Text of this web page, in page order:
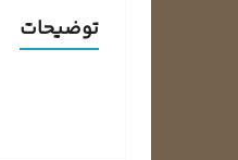
توضیحات